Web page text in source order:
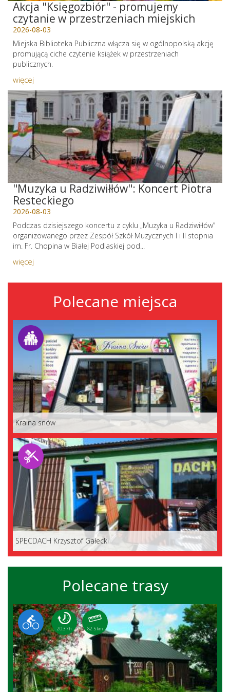
Akcja "Księgozbiór" - promujemy
czytanie w przestrzeniach miejskich
2026-08-03
Miejska Biblioteka Publiczna włącza się w ogólnopolską akcję
promującą ciche czytenie książek w przestrzeniach
publicznych.
więcej
"Muzyka u Radziwiłłów": Koncert Piotra
Resteckiego
2026-08-03
Podczas dzisiejszego koncertu z cyklu „Muzyka u Radziwiłłów”
organizowanego przez Zespół Szkół Muzycznych I i II stopnia
im. Fr. Chopina w Białej Podlaskiej pod...
więcej
Polecane miejsca
Kraina snów
SPECDACH Krzysztof Gałecki
Polecane trasy
20:37 h 82.5 km